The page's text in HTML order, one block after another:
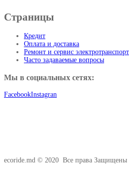
Страницы
Кредит
Оплата и доставка
Ремонт и сервис
Часто задаваемые вопросы
Мы в социальных сетях:
FacebookInstagran
ecoride.md © 2020 Все права Защищены